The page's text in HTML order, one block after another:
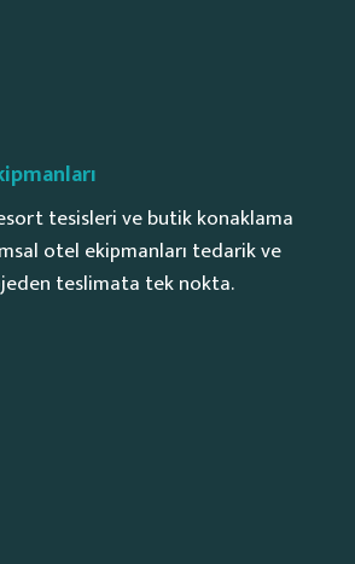
tesisleri ve butik konaklama
otel ekipmanları tedarik ve
teslimata tek nokta.